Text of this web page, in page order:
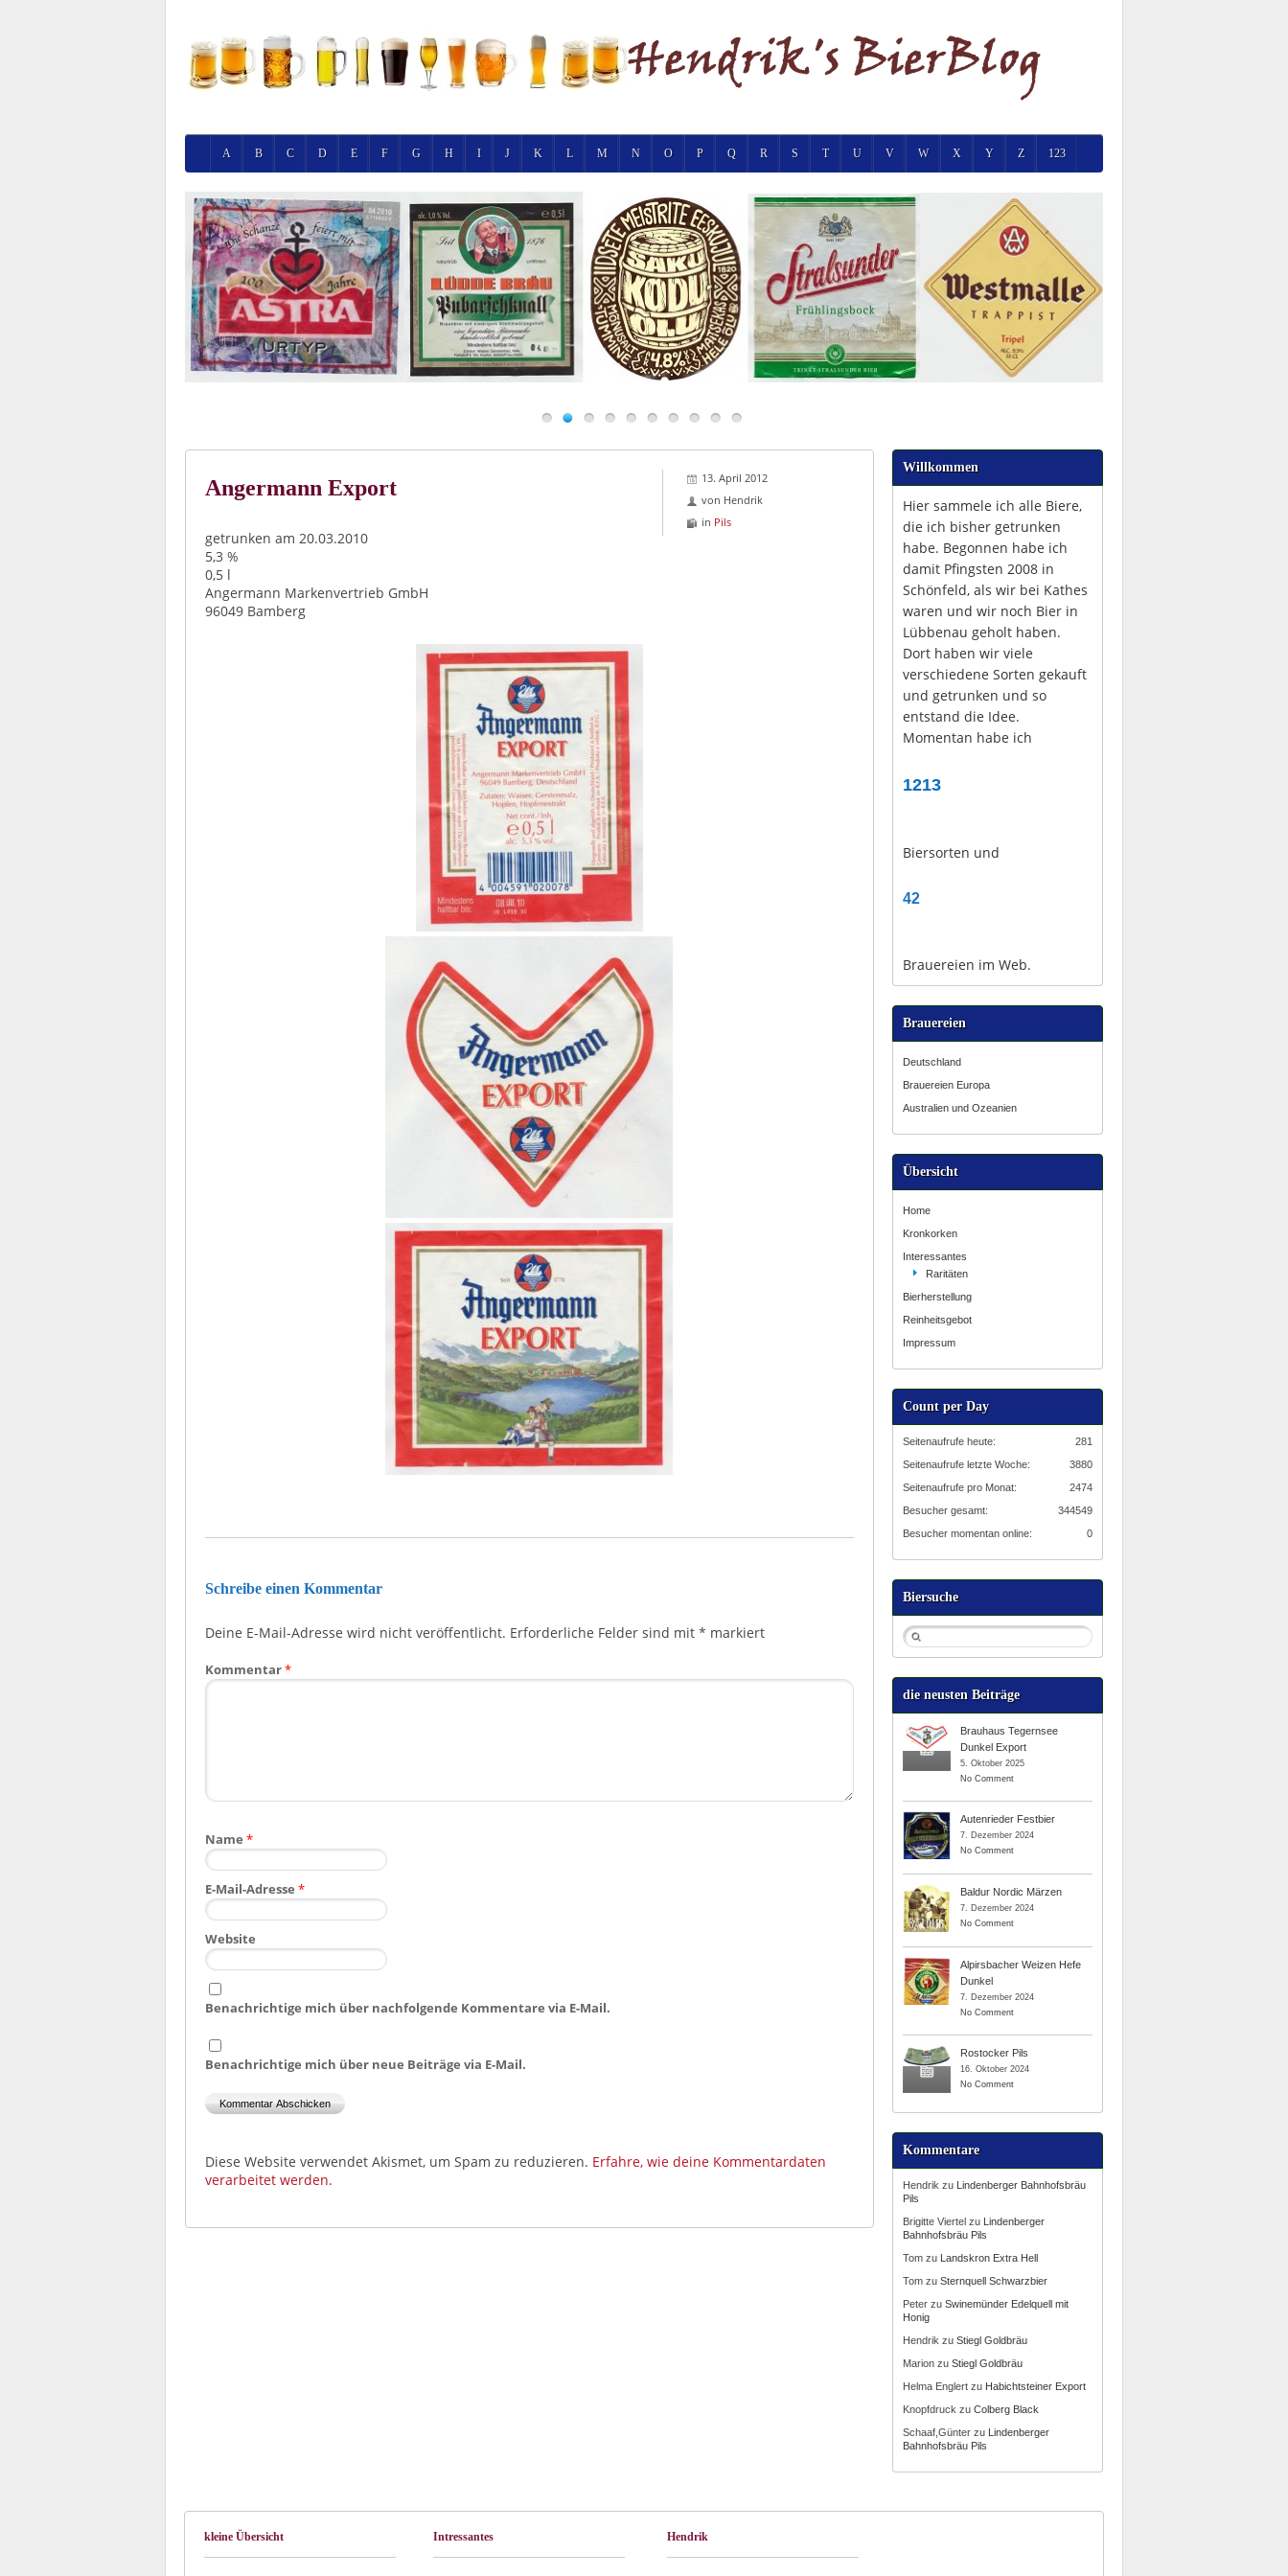
A B C D E F G H I J K L M N O P Q R S T U V W X Y Z 123
13. April 2012
von Hendrik
in Pils
Angermann Export
getrunken am 20.03.2010
5,3 %
0,5 l
Angermann Markenvertrieb GmbH
96049 Bamberg
Schreibe einen Kommentar
Deine E-Mail-Adresse wird nicht veröffentlicht. Erforderliche Felder sind mit * markiert
Kommentar*
Name *
E-Mail-Adresse *
Website
Benachrichtige mich über nachfolgende Kommentare via E-Mail.
Benachrichtige mich über neue Beiträge via E-Mail.
Diese Website verwendet Akismet, um Spam zu reduzieren. Erfahre, wie deine Kommentardaten
verarbeitet werden.
Willkommen
Hier sammele ich alle Biere,
die ich bisher getrunken
habe. Begonnen habe ich
damit Pfingsten 2008 in
Schönfeld, als wir bei Kathes
waren und wir noch Bier in
Lübbenau geholt haben.
Dort haben wir viele
verschiedene Sorten gekauft
und getrunken und so
entstand die Idee.
Momentan habe ich
1213
Biersorten und
42
Brauereien im Web.
Brauereien
Deutschland
Brauereien Europa
Australien und Ozeanien
Übersicht
Home
Kronkorken
Interessantes
Raritäten
Bierherstellung
Reinheitsgebot
Impressum
Count per Day
281
Seitenaufrufe heute:
3880
Seitenaufrufe letzte Woche:
2474
Seitenaufrufe pro Monat:
344549
Besucher gesamt:
0
Besucher momentan online:
Biersuche
die neusten Beiträge
Brauhaus Tegernsee
Dunkel Export
5. Oktober 2025
No Comment
Autenrieder Festbier
7. Dezember 2024
No Comment
Baldur Nordic Märzen
7. Dezember 2024
No Comment
Alpirsbacher Weizen Hefe
Dunkel
7. Dezember 2024
No Comment
Rostocker Pils
16. Oktober 2024
No Comment
Kommentare
Hendrik zu Lindenberger Bahnhofsbräu
Pils
Brigitte Viertel zu Lindenberger
Bahnhofsbräu Pils
Tom zu Landskron Extra Hell
Tom zuSternquell Schwarzbier
Peter zuSwinemünder Edelquell mit
Honig
Hendrik zuStiegl Goldbräu
Marion zuStiegl Goldbräu
Helma Englert zu Habichtsteiner Export
Knopfdruck zuColberg Black
Schaaf,Günter zu Lindenberger
Bahnhofsbräu Pils
kleine Übersicht Intressantes Hendrik